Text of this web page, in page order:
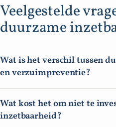
Veelgestelde
duurzame
Wat is het verschil tussen
en verzuimpreventie?
uitval. Duurzame inzetbaarheid
competentieontwikkeling,
Wat kost het om niet te
inzetbaarheid?